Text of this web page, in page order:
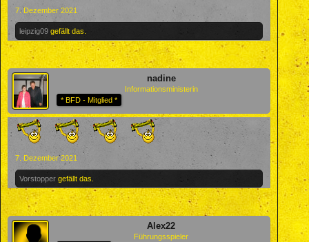
7. Dezember 2021
leipzig09 gefällt das.
nadine
Informationsministerin
* BFD - Mitglied *
7. Dezember 2021
Vorstopper gefällt das.
Alex22
Führungsspieler